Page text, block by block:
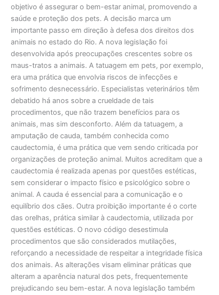
objetivo é assegurar o bem-estar animal, promovendo a
saúde e proteção dos pets. A decisão marca um
importante passo em direção à defesa dos direitos dos
animais no estado do Rio. A nova legislação foi
desenvolvida após preocupações crescentes sobre os
maus-tratos a animais. A tatuagem em pets, por exemplo,
era uma prática que envolvia riscos de infecções e
sofrimento desnecessário. Especialistas veterinários têm
debatido há anos sobre a crueldade de tais
procedimentos, que não trazem benefícios para os
animais, mas sim desconforto. Além da tatuagem, a
amputação de cauda, também conhecida como
caudectomia, é uma prática que vem sendo criticada por
organizações de proteção animal. Muitos acreditam que a
caudectomia é realizada apenas por questões estéticas,
sem considerar o impacto físico e psicológico sobre o
animal. A cauda é essencial para a comunicação e o
equilíbrio dos cães. Outra proibição importante é o corte
das orelhas, prática similar à caudectomia, utilizada por
questões estéticas. O novo código desestimula
procedimentos que são considerados mutilações,
reforçando a necessidade de respeitar a integridade física
dos animais. As alterações visam eliminar práticas que
alteram a aparência natural dos pets, frequentemente
prejudicando seu bem-estar. A nova legislação também